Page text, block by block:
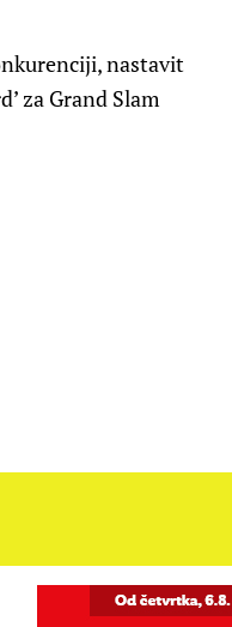
nastavit
za Grand Slam